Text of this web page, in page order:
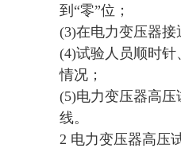
到“零”位；
(3)在电力变压器
(4)试验人员顺时
情况；
(5)电力变压器高
线。
2 电力变压器高压